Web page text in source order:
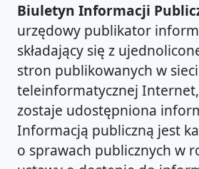
Biuletyn Informacji
urzędowy publikator
składający się z
stron publikowanych w sieci
teleinformatycznej
zostaje udostępniona
Informacją publiczną jest
o sprawach publicznych w